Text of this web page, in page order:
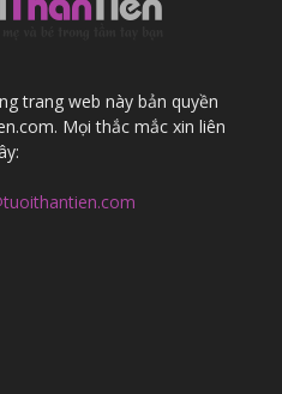
trang web này bản quyền
Mọi thắc mắc xin liên